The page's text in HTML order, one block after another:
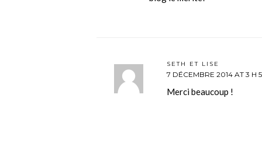
SETH ET LISE
7 DÉCEMBRE 2014 AT 3 H
Merci beaucoup !